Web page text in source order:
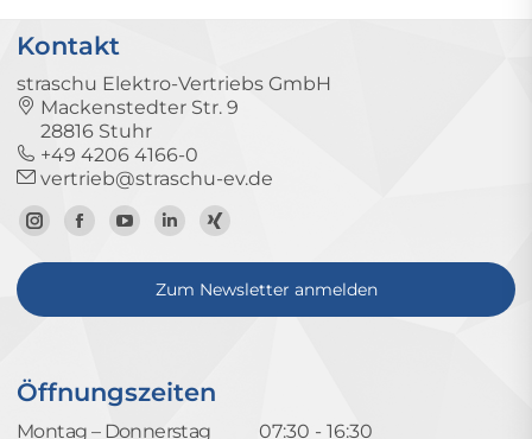
Kontakt
straschu Elektro-Vertriebs GmbH
Mackenstedter Str. 9
28816 Stuhr
+49 4206 4166-0
vertrieb@straschu-ev.de
Zum
Instagram-
Zur
Facebook-
Zum
YouTube-
Kanal
Zum
LinkedIn-
Profil
Zum
Xing-
Profil
Zum Newsletter anmelden
Öffnungszeiten
Montag – Donnerstag
07:30 - 16:30